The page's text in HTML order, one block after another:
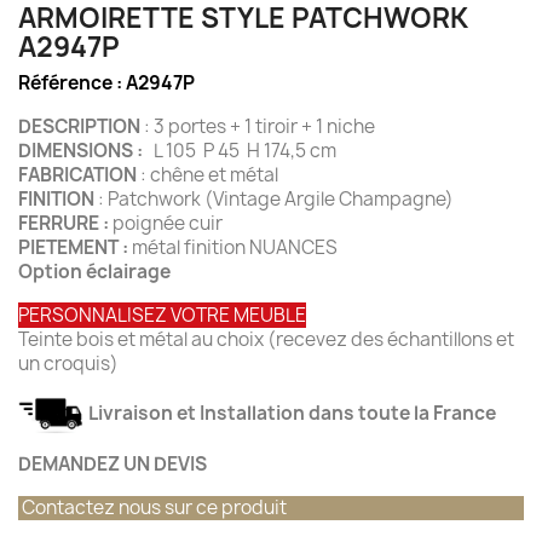
ARMOIRETTE STYLE PATCHWORK
A2947P
Référence :A2947P
DESCRIPTION : 3 portes + 1 tiroir + 1 niche
DIMENSIONS : L 105 P 45 H 174,5 cm
FABRICATION : chêne et métal
FINITION : Patchwork (Vintage Argile Champagne)
FERRURE : poignée cuir
PIETEMENT : métal finition NUANCES
Option éclairage
PERSONNALISEZ VOTRE MEUBLE
Teinte bois et métal au choix (recevez des échantillons et
un croquis)
Livraison et Installation dans toute la France
DEMANDEZ UN DEVIS
Contactez nous sur ce produit